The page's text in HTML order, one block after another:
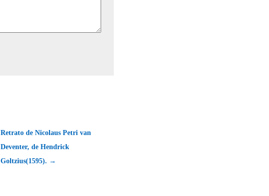
Retrato de Nicolaus Petri van
Deventer, de Hendrick
Goltzius(1595). →